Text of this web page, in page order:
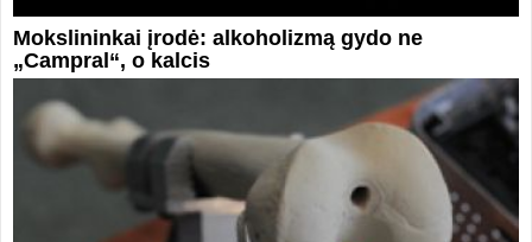
Mokslininkai įrodė: alkoholizmą gydo ne
„Campral“, o kalcis